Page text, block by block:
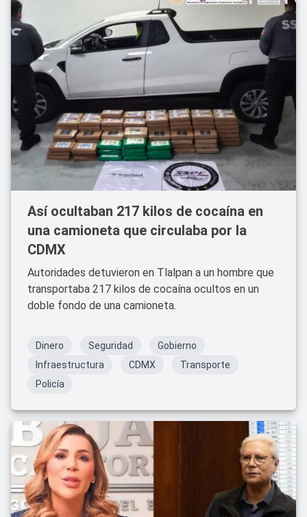
Así ocultaban 217 kilos de cocaína en
una camioneta que circulaba por la
CDMX
Autoridades detuvieron en Tlalpan a un hombre que
transportaba 217 kilos de cocaína ocultos en un
doble fondo de una camioneta.
Dinero Seguridad
Gobierno
Infraestructura
CDMX
Transporte
Policía